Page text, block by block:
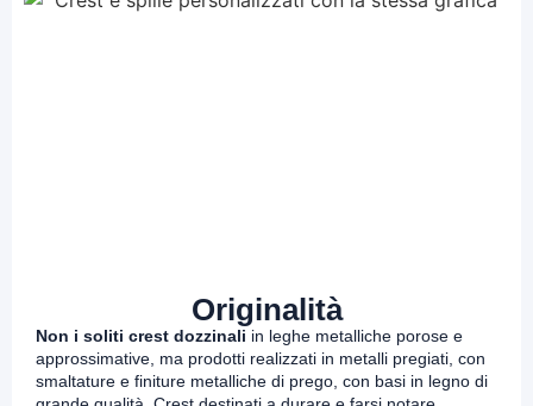
Originalità
Non i soliti crest dozzinali in leghe metalliche porose e
approssimative, ma prodotti realizzati in metalli pregiati, con
smaltature e finiture metalliche di prego, con basi in legno di